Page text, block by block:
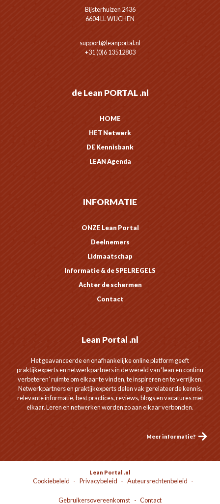
Bijsterhuizen 2436
6604 LL WIJCHEN
support@leanportal.nl
+31 (0)6 13512803
de Lean PORTAL .nl
HOME
HET Netwerk
DE Kennisbank
LEAN Agenda
INFORMATIE
ONZE Lean Portal
Deelnemers
Lidmaatschap
Informatie & de SPELREGELS
Achter de schermen
Contact
Lean Portal .nl
Het geavanceerde en onafhankelijke online platform geeft
praktijkexperts en netwerkpartners in de wereld van ‘lean en continu
verbeteren’ ruimte om elkaar te vinden, te inspireren en te verrijken.
Netwerkpartners en praktijkexperts delen vak gerelateerde kennis,
relevante informatie, best practices, reviews, blogs en vacatures met
elkaar. Leren en netwerken worden zo aan elkaar verbonden.
Meer informatie?
Lean Portal .nl
Cookiebeleid Privacybeleid Auteursrechtenbeleid
Gebruikersovereenkomst Contact